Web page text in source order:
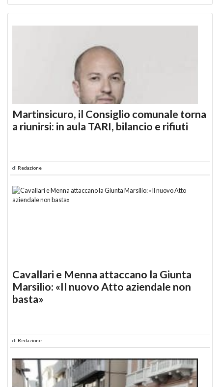
Martinsicuro, il Consiglio comunale torna
a riunirsi: in aula TARI, bilancio e rifiuti
di Redazione
Cavallari e Menna attaccano la Giunta
Marsilio: «Il nuovo Atto aziendale non
basta»
di Redazione